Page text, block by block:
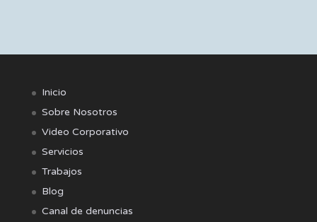
Inicio
Sobre Nosotros
Video Corporativo
Servicios
Trabajos
Blog
Canal de denuncias